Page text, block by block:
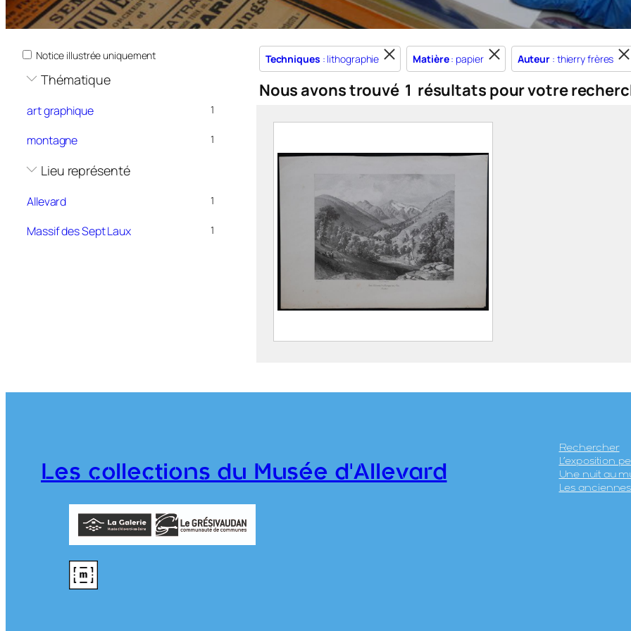
Notice illustrée uniquement
Thématique
art graphique 1
montagne 1
Lieu représenté
Allevard 1
Massif des Sept Laux 1
Techniques : lithographie Matière: papier Auteur : thierry frères
Nous avons trouvé 1 résultats pour votre
Route d’Allevard à la
1890)
Les collections du Musée d'Allevard
Rechercher
L’exposition
Une nuit au
Les